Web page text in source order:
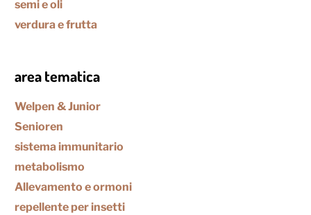
semi e oli
verdura e frutta
area tematica
Welpen & Junior
Senioren
sistema immunitario
metabolismo
Allevamento e ormoni
repellente per insetti